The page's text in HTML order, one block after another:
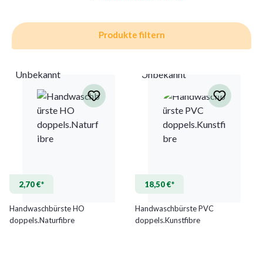
Produkte filtern
Unbekannt
2,70 €*
Handwaschbürste HO
doppels.Naturfibre
Unbekannt
18,50 €*
Handwaschbürste PVC
doppels.Kunstfibre